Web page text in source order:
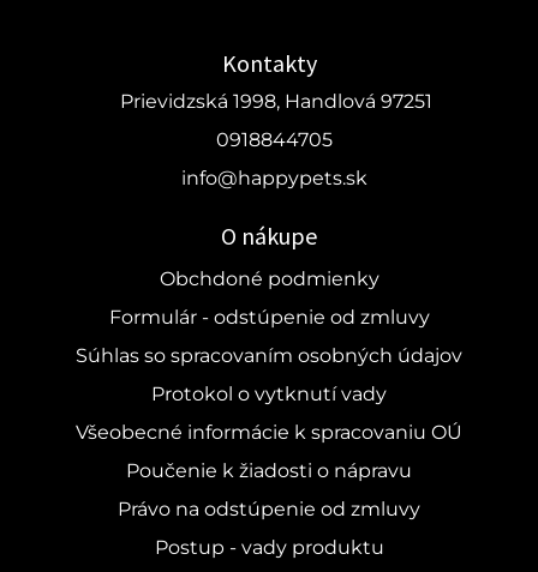
Kontakty
Prievidzská 1998, Handlová 97251
0918844705
info@happypets.sk
O nákupe
Obchdoné podmienky
Formulár - odstúpenie od zmluvy
Súhlas so spracovaním osobných údajov
Protokol o vytknutí vady
Všeobecné informácie k spracovaniu OÚ
Poučenie k žiadosti o nápravu
Právo na odstúpenie od zmluvy
Postup - vady produktu